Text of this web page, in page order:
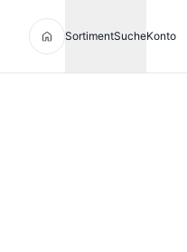
SortimentSucheKonto